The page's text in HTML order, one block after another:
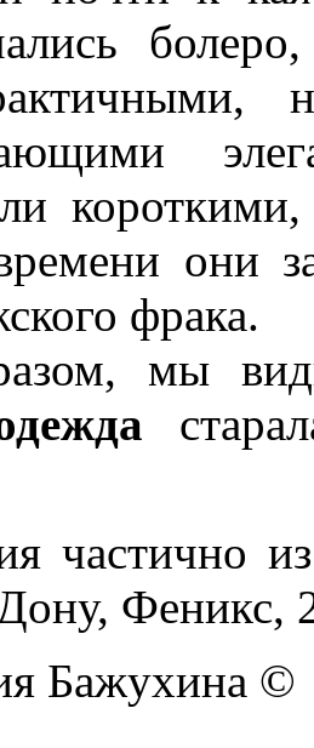
они
фрака.
мы
частично
Феникс,
Бажухина ©